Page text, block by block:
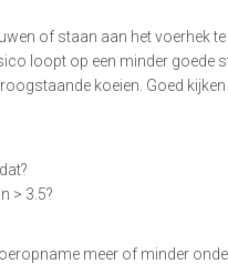
of staan aan het voerhek
loopt op een minder goede
koeien. Goed
> 3.5?
meer of minder